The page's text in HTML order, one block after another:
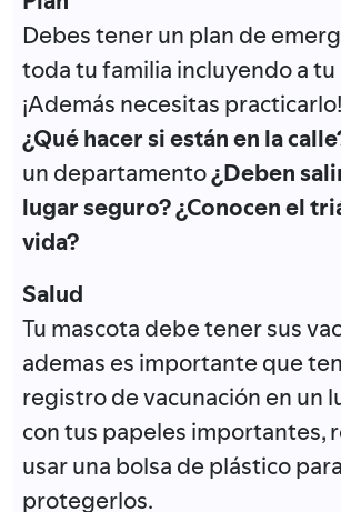
Debes tener un plan de
toda tu familia incluyendo a tu
¡Además necesitas
¿Qué hacer si están en la
un departamento¿Deben
lugar seguro?¿Conocen el
vida?
Salud
Tu mascota debe tener sus
ademas es importante que
registro de vacunación en un
con tus papeles importantes,
usar una bolsa de plástico para
protegerlos.